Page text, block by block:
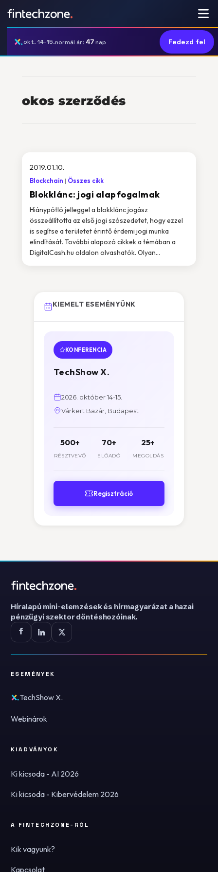
okt. 14-15.normál ár: 47nap Fedezd fel
okos szerződés
Blokklánc: jogi alapfogalmak
2019.01.10.
Blockchain Összes cikk
Hiánypótló jelleggel a blokklánc jogász
összeállította az első jogi szószedetet, hogy ezzel
is segítse a területet érintő érdemi jogi munka
elindítását. További alapozó cikkek a témában a
DigitalCash.hu oldalon olvashatók. Olyan...
KIEMELT ESEMÉNYÜNK
KONFERENCIA
TechShow X.
2026. október 14-15.
Várkert Bazár, Budapest
500+
RÉSZTVEVŐ
70+
ELŐADÓ
25+
MEGOLDÁS
Regisztráció
Híralapú mini-elemzések és hírmagyarázat a hazai
pénzügyi szektor döntéshozóinak.
ESEMÉNYEK
TechShow X.
Webinárok
KIADVÁNYOK
Ki kicsoda - AI 2026
Ki kicsoda - Kibervédelem 2026
A FINTECHZONE-RÓL
Kik vagyunk?
Kapcsolat